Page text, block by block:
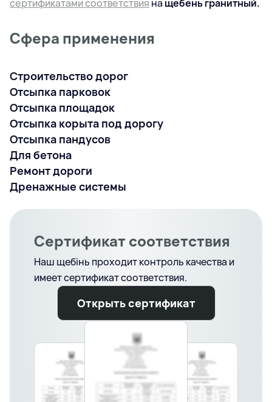
сертификатами соответствия на щебень гранитный.
Сертификат соответствия
Наш щебінь проходит контроль качества и
имеет сертификат соответствия.
Открыть сертификат
Сфера применения
Строительство дорог
Отсыпка парковок
Отсыпка площадок
Отсыпка корыта под дорогу
Отсыпка пандусов
Для бетона
Ремонт дороги
Дренажные системы